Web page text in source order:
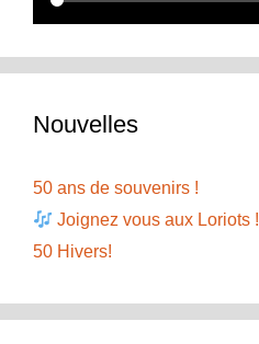
Nouvelles
50 ans de souvenirs !
Joignez vous aux Loriots !
50 Hivers!